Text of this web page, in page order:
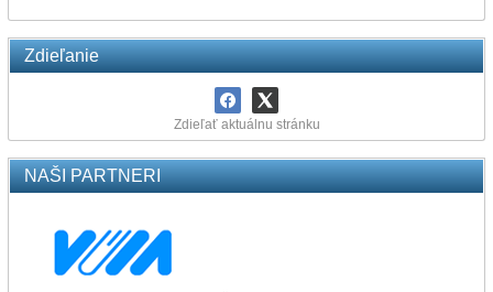
Zdieľanie
Zdieľať aktuálnu stránku
NAŠI PARTNERI